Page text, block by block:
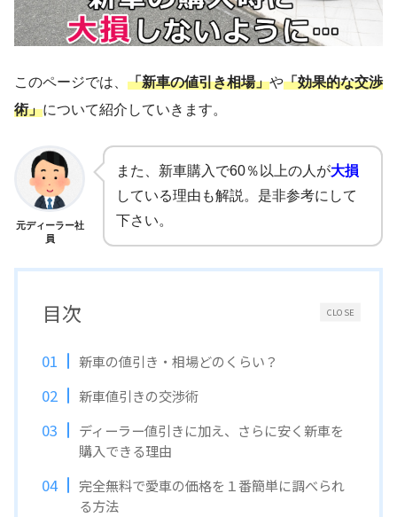
このページでは、 「新車の値引き相場」や「効果的な交渉
術」について紹介していきます。
元ディーラー社
員
また、新車購入で60％以上の人が大損
している理由も解説。是非参考にして
下さい。
CLOSE
目次
新車の値引き・相場どのくらい？
新車値引きの交渉術
ディーラー値引きに加え、さらに安く新車を
購入できる理由
完全無料で愛車の価格を１番簡単に調べられ
る方法